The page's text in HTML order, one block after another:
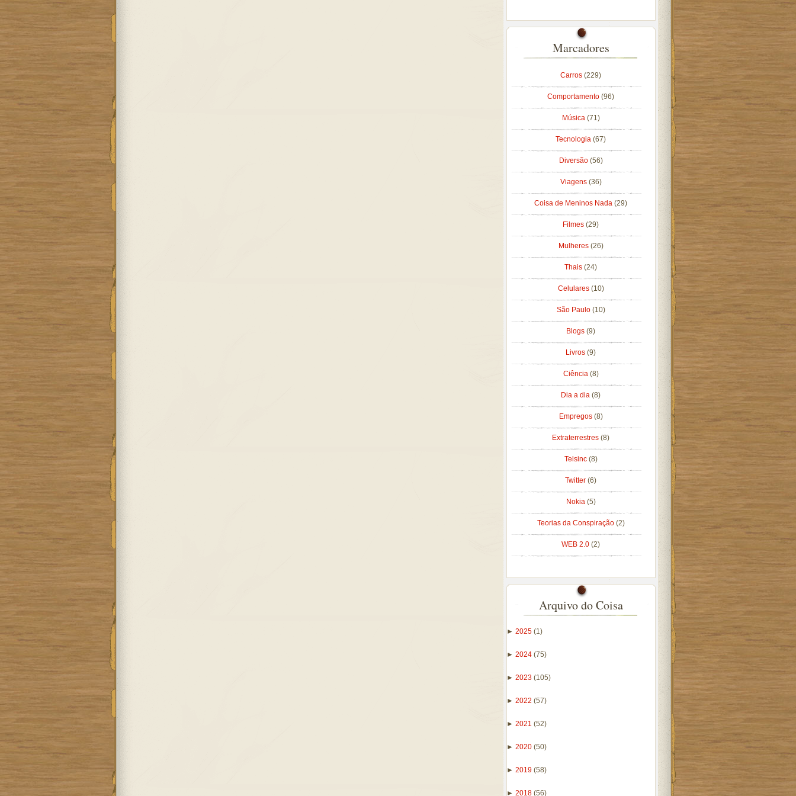
Marcadores
Carros (229)
Comportamento (96)
Música (71)
Tecnologia (67)
Diversão (56)
Viagens (36)
Coisa de Meninos Nada (29)
Filmes (29)
Mulheres (26)
Thais (24)
Celulares (10)
São Paulo (10)
Blogs (9)
Livros (9)
Ciência (8)
Dia a dia (8)
Empregos (8)
Extraterrestres (8)
Telsinc (8)
Twitter (6)
Nokia (5)
Teorias da Conspiração (2)
WEB 2.0 (2)
Arquivo do Coisa
► 2025 (1)
► 2024 (75)
► 2023 (105)
► 2022 (57)
► 2021 (52)
► 2020 (50)
► 2019 (58)
► 2018 (56)